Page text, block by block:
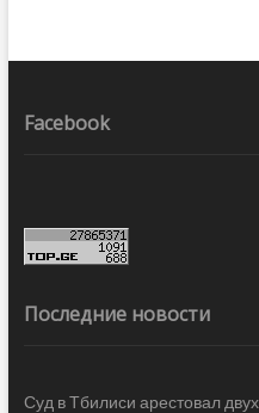
Facebook
Последние новости
Суд в Тбилиси арестовал